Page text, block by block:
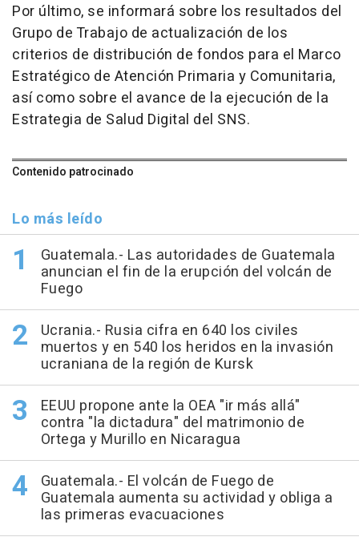
Por último, se informará sobre los resultados del
Grupo de Trabajo de actualización de los
criterios de distribución de fondos para el Marco
Estratégico de Atención Primaria y Comunitaria,
así como sobre el avance de la ejecución de la
Estrategia de Salud Digital del SNS.
Contenido patrocinado
Lo más leído
Guatemala.- Las autoridades de Guatemala
anuncian el fin de la erupción del volcán de
Fuego
Ucrania.- Rusia cifra en 640 los civiles
muertos y en 540 los heridos en la invasión
ucraniana de la región de Kursk
EEUU propone ante la OEA "ir más allá"
contra "la dictadura" del matrimonio de
Ortega y Murillo en Nicaragua
Guatemala.- El volcán de Fuego de
Guatemala aumenta su actividad y obliga a
las primeras evacuaciones